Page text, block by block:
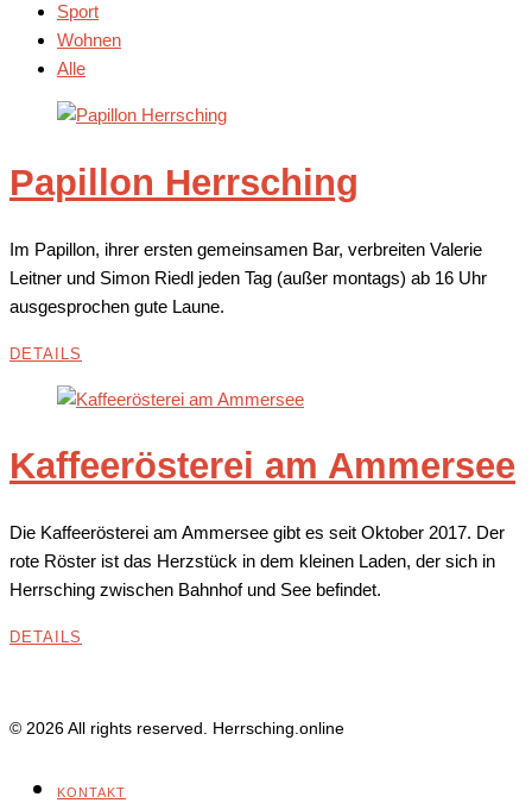
Sport
Wohnen
Alle
Papillon Herrsching
Im Papillon, ihrer ersten gemeinsamen Bar, verbreiten Valerie
Leitner und Simon Riedl jeden Tag (außer montags) ab 16 Uhr
ausgesprochen gute Laune.
DETAILS
Kaffeerösterei am Ammersee
Die Kaffeerösterei am Ammersee gibt es seit Oktober 2017. Der
rote Röster ist das Herzstück in dem kleinen Laden, der sich in
Herrsching zwischen Bahnhof und See befindet.
DETAILS
© 2026 All rights reserved. Herrsching.online
KONTAKT